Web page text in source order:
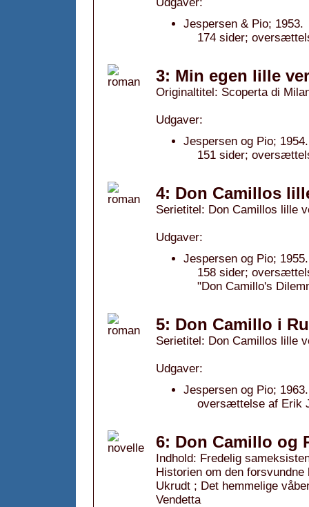
Jespersen & Pio; 1953.
174 sider;
3: Min egen lille
Originaltitel: Scoperta di
Udgaver:
Jespersen og Pio; 1954.
151 sider;
4: Don Camillos
Serietitel: Don Camillos lille
Udgaver:
Jespersen og Pio; 1955.
158 sider;
"Don Camillo's
5: Don Camillo i
Serietitel: Don Camillos lille
Udgaver:
Jespersen og Pio; 1963.
oversættelse af Erik
6: Don Camillo og
Indhold: Fredelig
Historien om den
Ukrudt ; Det hemmelige
Vendetta